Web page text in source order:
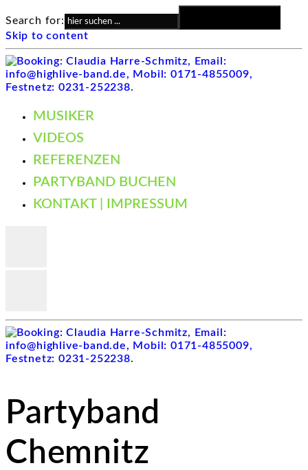
Search for:
Skip to content
MUSIKER
VIDEOS
REFERENZEN
PARTYBAND BUCHEN
KONTAKT | IMPRESSUM
Partyband
Chemnitz